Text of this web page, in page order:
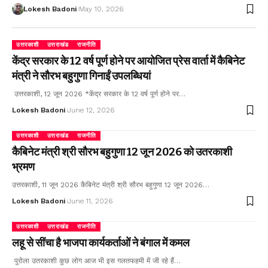
Lokesh Badoni May 10, 2026
उत्तरकाशी उत्तराखंड राजनीति
केंद्र सरकार के 12 वर्ष पूर्ण होने पर आयोजित प्रेस वार्ता में कैबिनेट
मंत्री ने सौरभ बहुगुणा गिनाईं उपलब्धियां
उत्तरकाशी, 12 जून 2026 *केंद्र सरकार के 12 वर्ष पूर्ण होने पर…
Lokesh Badoni June 12, 2026
उत्तरकाशी उत्तराखंड राजनीति
कैबिनेट मंत्री श्री सौरभ बहुगुणा 12 जून 2026 को उतरकाशी
भ्रमण
उत्तरकाशी, 11 जून 2026 कैबिनेट मंत्री श्री सौरभ बहुगुणा 12 जून 2026…
Lokesh Badoni June 11, 2026
उत्तरकाशी उत्तराखंड राजनीति
लहू से सींचा है भाजपा कार्यकर्ताओं ने बंगाल में कमल
पुरोला उतरकाशी कुछ लोग आज भी इस गलतफहमी में जी रहे हैं…